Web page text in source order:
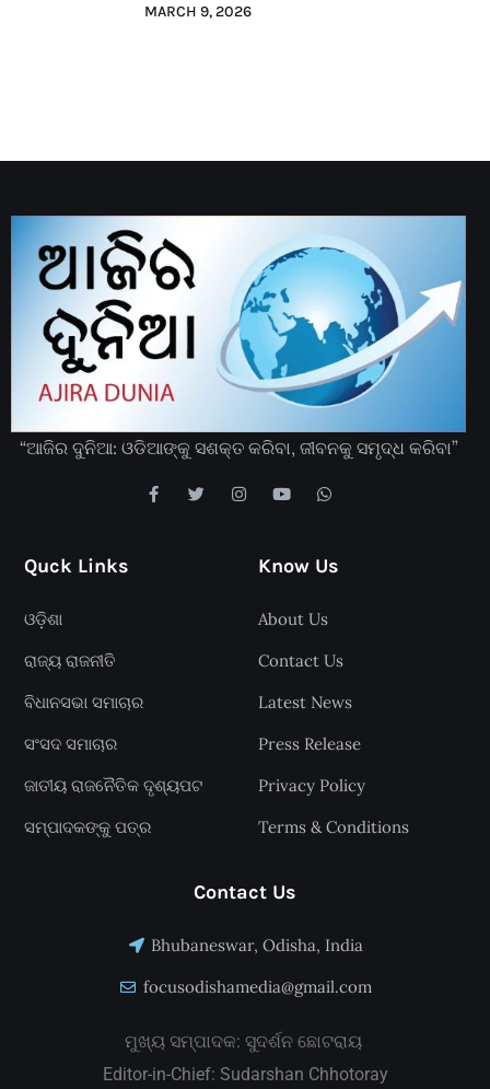
MARCH 9, 2026
“ଆଜିର ଦୁନିଆ: ଓଡିଆଙ୍କୁ ସଶକ୍ତ କରିବା, ଜୀବନକୁ ସମୃଦ୍ଧ କରିବା”
Quck Links
ଓଡ଼ିଶା
ରାଜ୍ୟ ରାଜନୀତି
ବିଧାନସଭା ସମାଚାର
ସଂସଦ ସମାଚାର
ଜାତୀୟ ରାଜନୈତିକ ଦୃଶ୍ୟପଟ
ସମ୍ପାଦକଙ୍କୁ ପତ୍ର
Know Us
About Us
Contact Us
Latest News
Press Release
Privacy Policy
Terms & Conditions
Contact Us
Bhubaneswar, Odisha, India
focusodishamedia@gmail.com
ମୁଖ୍ୟ ସମ୍ପାଦକ: ସୁଦର୍ଶନ ଛୋଟରାୟ
Editor-in-Chief: Sudarshan Chhotoray